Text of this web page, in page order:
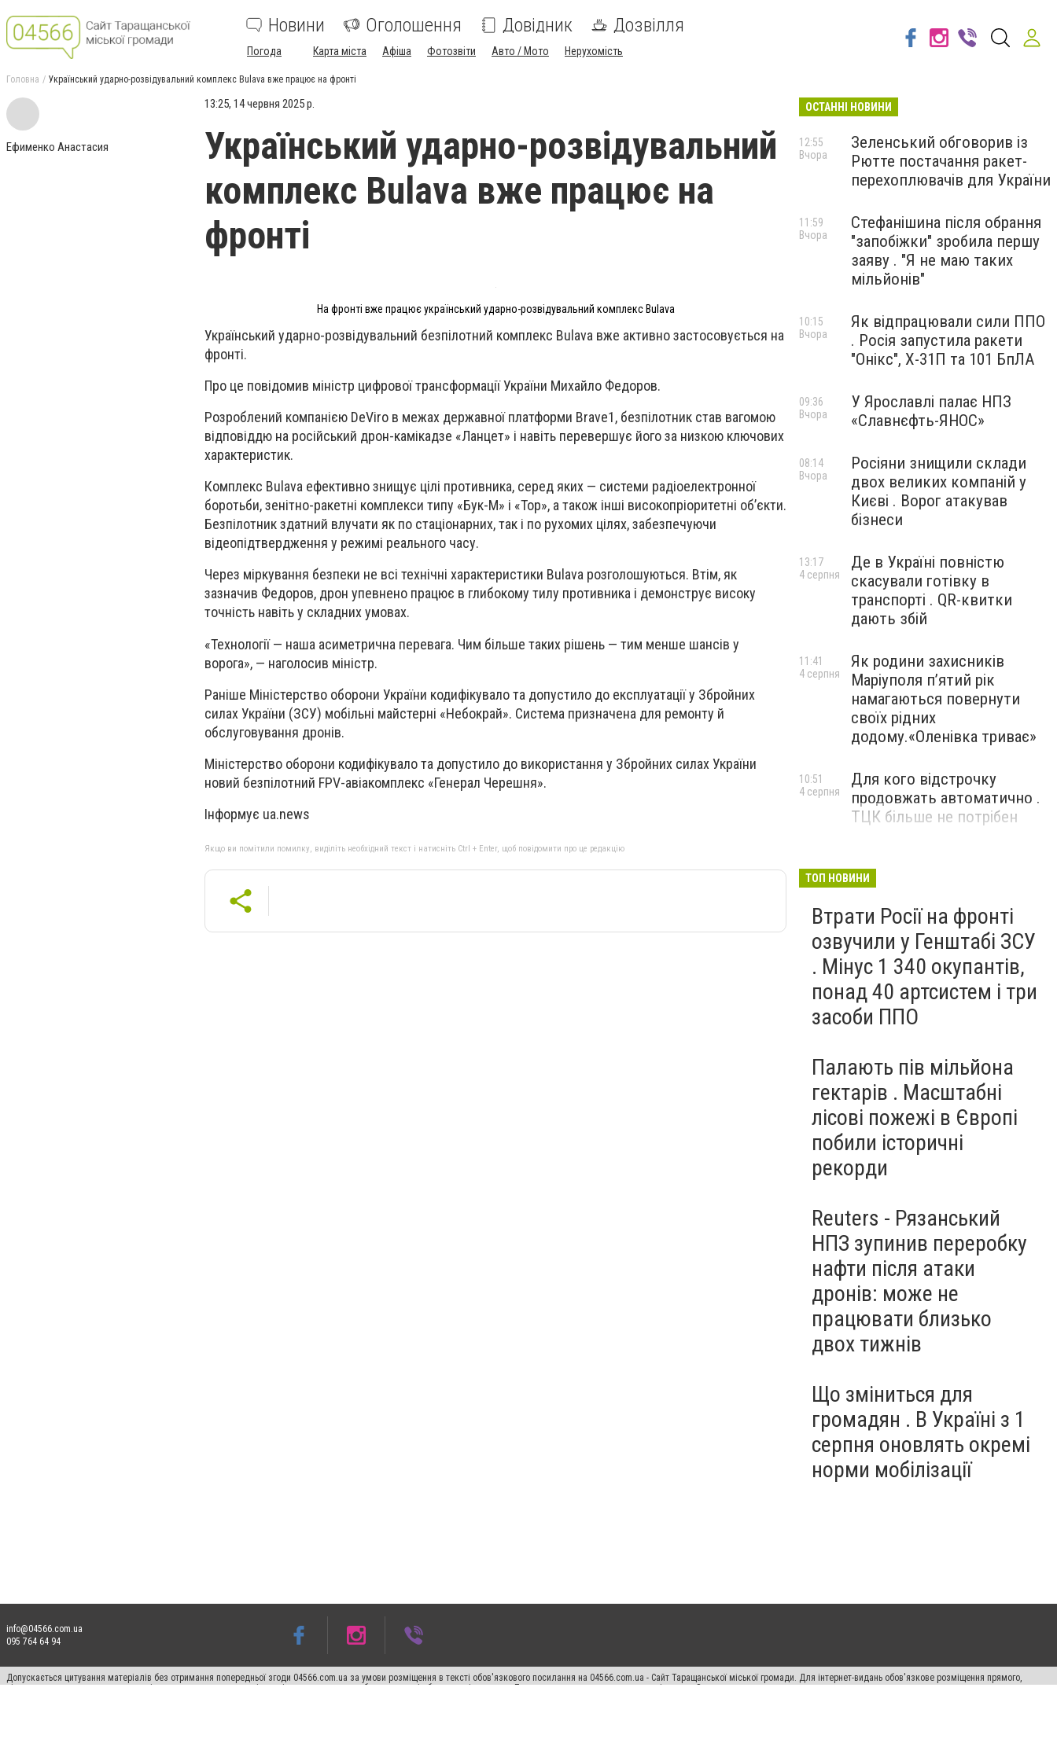
Новини Оголошення Довідник Дозвілля
Погода Карта міста Афіша Фотозвіти Авто / Мото Нерухомість
Головна Український ударно-розвідувальний комплекс Bulava вже працює на фронті
Ефименко Анастасия
13:25, 14 червня 2025 р.
Український ударно-розвідувальний
комплекс Bulava вже працює на
фронті
На фронті вже працює український ударно-розвідувальний комплекс Bulava
Український ударно-розвідувальний безпілотний комплекс Bulava вже активно застосовується на
фронті.
Про це повідомив міністр цифрової трансформації України Михайло Федоров.
Розроблений компанією DeViro в межах державної платформи Brave1, безпілотник став вагомою
відповіддю на російський дрон-камікадзе «Ланцет» і навіть перевершує його за низкою ключових
характеристик.
Комплекс Bulava ефективно знищує цілі противника, серед яких — системи радіоелектронної
боротьби, зенітно-ракетні комплекси типу «Бук-М» і «Тор», а також інші високопріоритетні об’єкти.
Безпілотник здатний влучати як по стаціонарних, так і по рухомих цілях, забезпечуючи
відеопідтвердження у режимі реального часу.
Через міркування безпеки не всі технічні характеристики Bulava розголошуються. Втім, як
зазначив Федоров, дрон упевнено працює в глибокому тилу противника і демонструє високу
точність навіть у складних умовах.
«Технології — наша асиметрична перевага. Чим більше таких рішень — тим менше шансів у
ворога», — наголосив міністр.
Раніше Міністерство оборони України кодифікувало та допустило до експлуатації у Збройних
силах України (ЗСУ) мобільні майстерні «Небокрай». Система призначена для ремонту й
обслуговування дронів.
Міністерство оборони кодифікувалота допустило до використання у Збройних силах України
новий безпілотний FPV-авіакомплекс «Генерал Черешня».
Інформує ua.news
Якщо ви помітили помилку, виділіть необхідний текст і натисніть Ctrl + Enter, щоб повідомити про це редакцію
ОСТАННІ НОВИНИ
Зеленський обговорив із
Рютте постачання ракет-
перехоплювачів для України
12:55
Вчора
Стефанішина після обрання
"запобіжки" зробила першу
заяву . "Я не маю таких
мільйонів"
11:59
Вчора
Як відпрацювали сили ППО
. Росія запустила ракети
"Онікс", Х-31П та 101 БпЛА
10:15
Вчора
У Ярославлі палає НПЗ
«Славнєфть-ЯНОС»
09:36
Вчора
Росіяни знищили склади
двох великих компаній у
Києві . Ворог атакував
бізнеси
08:14
Вчора
Де в Україні повністю
скасували готівку в
транспорті . QR-квитки
дають збій
13:17
4 серпня
Як родини захисників
Маріуполя пʼятий рік
намагаються повернути
своїх рідних
додому.«Оленівка триває»
11:41
4 серпня
Для кого відстрочку
продовжать автоматично .
ТЦК більше не потрібен
10:51
4 серпня
ТОП НОВИНИ
Втрати Росії на фронті
озвучили у Генштабі ЗСУ
. Мінус 1 340 окупантів,
понад 40 артсистем і три
засоби ППО
Палають пів мільйона
гектарів . Масштабні
лісові пожежі в Європі
побили історичні
рекорди
Reuters - Рязанський
НПЗ зупинив переробку
нафти після атаки
дронів: може не
працювати близько
двох тижнів
Що зміниться для
громадян . В Україні з 1
серпня оновлять окремі
норми мобілізації
info@04566.com.ua
095 764 64 94
Допускається цитування матеріалів без отримання попередньої згоди 04566.com.ua за умови розміщення в тексті обов'язкового посилання на 04566.com.ua - Cайт Таращанської міської громади. Для інтернет-видань обов'язкове розміщення прямого,
відкритого для пошукових систем гіперпосилання на цитовані статті не нижче другого абзацу в тексті або в якості джерела. Порушення виняткових прав переслідується Законом.